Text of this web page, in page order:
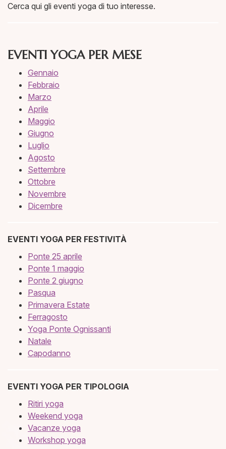
Cerca qui gli eventi yoga di tuo interesse.
EVENTI YOGA PER MESE
Gennaio
Febbraio
Marzo
Aprile
Maggio
Giugno
Luglio
Agosto
Settembre
Ottobre
Novembre
Dicembre
EVENTI YOGA PER FESTIVITÀ
Ponte 25 aprile
Ponte 1 maggio
Ponte 2 giugno
Pasqua
Primavera Estate
Ferragosto
Yoga Ponte Ognissanti
Natale
Capodanno
EVENTI YOGA PER TIPOLOGIA
Ritiri yoga
Weekend yoga
Vacanze yoga
Workshop yoga